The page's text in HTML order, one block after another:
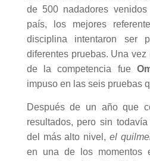
de 500 nadadores
país, los mejores
disciplina intentaron ser
diferentes pruebas. Una
de la competencia fue
impuso en las seis pruebas
Después de un año que
resultados, pero sin
del más alto nivel,el
en una de los momentos